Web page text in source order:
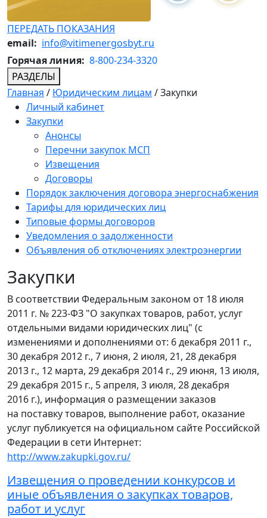
ПЕРЕДАТЬ ПОКАЗАНИЯ
email: info@vitimenergosbyt.ru
Горячая линия: 8-800-234-3320
РАЗДЕЛЫ
Главная / Юридическим лицам /Закупки
Личный кабинет
Закупки
Анонсы
Перечни закупок МСП
Извещения
Договоры
Порядок заключения договора энергоснабжения
Тарифы для юридических лиц
Типовые формы договоров
Уведомления о задолженности
Объявления об отключениях электроэнергии
Закупки
В соответствии Федеральным законом от 18 июля
2011 г. № 223-ФЗ "О закупках товаров, работ, услуг
отдельными видами юридических лиц" (с
изменениями и дополнениями от: 6 декабря 2011 г.,
30 декабря 2012 г., 7 июня, 2 июля, 21, 28 декабря
2013 г., 12 марта, 29 декабря 2014 г., 29 июня, 13 июля,
29 декабря 2015 г., 5 апреля, 3 июля, 28 декабря
2016 г.), информация о размещении заказов
на поставку товаров, выполнение работ, оказание
услуг публикуется на официальном сайте Российской
Федерации в сети Интернет:
http://www.zakupki.gov.ru/
Извещения о проведении конкурсов и
иные объявления о закупках товаров,
работ и услуг